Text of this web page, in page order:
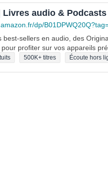
Livres audio &
dp/
best-sellers en audio, des
profiter sur vos appareils
500K+ titres Écoute hors